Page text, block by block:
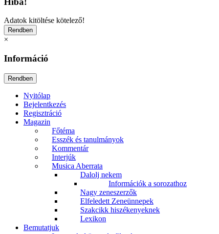
Adatok kitöltése kötelező!
×
Információ
Nyitólap
Bejelentkezés
Regisztráció
Magazin
Főtéma
Esszék és tanulmányok
Kommentár
Interjúk
Musica Aberrata
Dalolj nekem
Információk a sorozathoz
Nagy zeneszerzők
Elfeledett Zeneünnepek
Szakcikk hiszékenyeknek
Lexikon
Bemutatjuk